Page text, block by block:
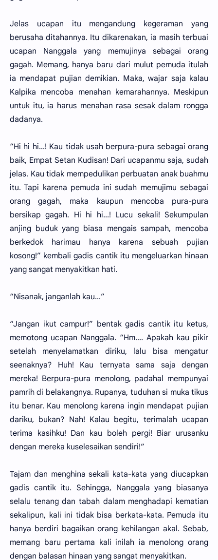
Jelas ucapan itu mengandung kegeraman yang
berusaha ditahannya. Itu dikarenakan, ia masih terbuai
ucapan Nanggala yang memujinya sebagai orang
gagah. Memang, hanya baru dari mulut pemuda itulah
ia mendapat pujian demikian. Maka, wajar saja kalau
Kalpika mencoba menahan kemarahannya. Meskipun
untuk itu, ia harus menahan rasa sesak dalam rongga
dadanya.
“Hi hi hi...! Kau tidak usah berpura-pura sebagai orang
baik, Empat Setan Kudisan! Dari ucapanmu saja, sudah
jelas. Kau tidak mempedulikan perbuatan anak buahmu
itu. Tapi karena pemuda ini sudah memujimu sebagai
orang gagah, maka kaupun mencoba pura-pura
bersikap gagah. Hi hi hi...! Lucu sekali! Sekumpulan
anjing buduk yang biasa mengais sampah, mencoba
berkedok harimau hanya karena sebuah pujian
kosong!” kembali gadis cantik itu mengeluarkan hinaan
yang sangat menyakitkan hati.
“Nisanak, janganlah kau...”
“Jangan ikut campur!” bentak gadis cantik itu ketus,
memotong ucapan Nanggala. “Hm.... Apakah kau pikir
setelah menyelamatkan diriku, lalu bisa mengatur
seenaknya? Huh! Kau ternyata sama saja dengan
mereka! Berpura-pura menolong, padahal mempunyai
pamrih di belakangnya. Rupanya, tuduhan si muka tikus
itu benar. Kau menolong karena ingin mendapat pujian
dariku, bukan? Nah! Kalau begitu, terimalah ucapan
terima kasihku! Dan kau boleh pergi! Biar urusanku
dengan mereka kuselesaikan sendiri!”
Tajam dan menghina sekali kata-kata yang diucapkan
gadis cantik itu. Sehingga, Nanggala yang biasanya
selalu tenang dan tabah dalam menghadapi kematian
sekalipun, kali ini tidak bisa berkata-kata. Pemuda itu
hanya berdiri bagaikan orang kehilangan akal. Sebab,
memang baru pertama kali inilah ia menolong orang
dengan balasan hinaan yang sangat menyakitkan.